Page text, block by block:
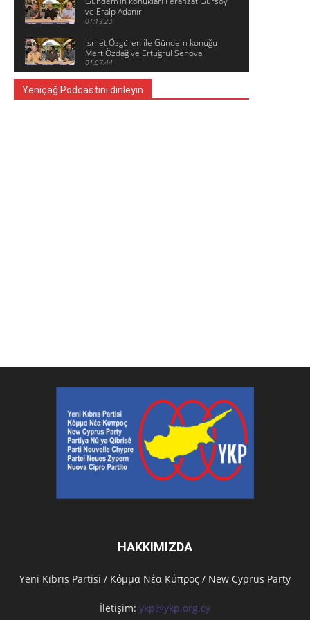
ve Eralp Adanır
01:19:23
İsmet Özgüren ile Gündem konuğu
Mert Özdağ ve Ertuğrul Senova
01:07:44
Yeniçağ Podcastını dinleyin
HAKKIMIZDA
Υeni Kıbrıs Partisi / Κόμμα Νέα Κύπρος / New Cyprus Party
İletişim: ykp@ykp.org.cy